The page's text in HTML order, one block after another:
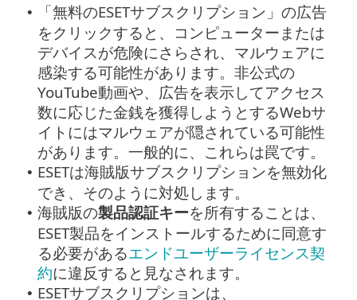
•
「無料のESETサブスクリプション」の広告
をクリックすると、コンピューターまたは
デバイスが危険にさらされ、マルウェアに
感染する可能性があります。非公式の
YouTube動画や、広告を表示してアクセス
数に応じた金銭を獲得しようとするWebサ
イトにはマルウェアが隠されている可能性
があります。一般的に、これらは罠です。
• ESETは海賊版サブスクリプションを無効化
でき、そのように対処します。
• 海賊版の製品認証キーを所有することは、
ESET製品をインストールするために同意す
る必要があるエンドユーザーライセンス契
約に違反すると見なされます。
• ESETサブスクリプションは、